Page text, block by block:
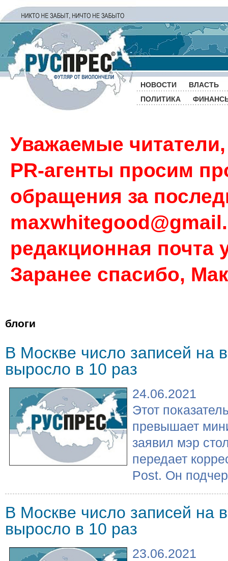
НОВОСТИ
ВЛАСТЬ
ПОЛИТИКА
Уважаемые
PR-агенты просим
обращения за
редакционная почта
Заранее спасибо,
блоги
В Москве число записей на
выросло в 10 раз
24.06.2021
Этот
превышает
заявил мэр
передает
Post. Он
В Москве число записей на
выросло в 10 раз
23.06.2021